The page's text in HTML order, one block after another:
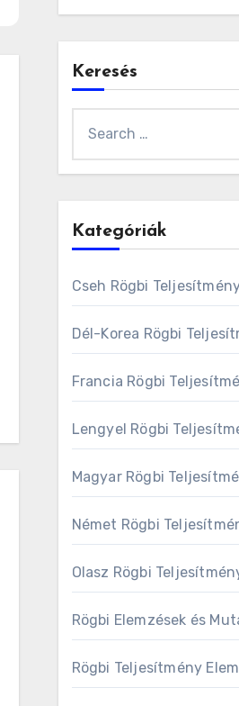
Keresés
for:
Kategóriák
Cseh Rögbi
Dél-Korea Rögbi
Francia Rögbi
Lengyel Rögbi
Magyar Rögbi
Német Rögbi
Olasz Rögbi
Rögbi Elemzések és
Rögbi Teljesítmény